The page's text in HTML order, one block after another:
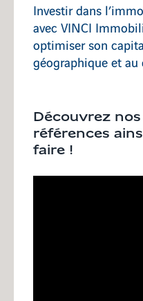
Investir dans
avec VINCI
optimiser son
géographique et
Découvrez
références
faire !